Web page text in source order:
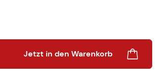
Anzahl: Gib den
Jetzt in den Warenkorb